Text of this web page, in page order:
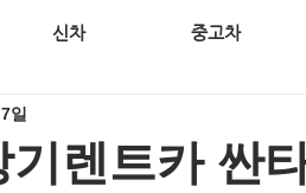
신차 중고차
렌트카 싼
일